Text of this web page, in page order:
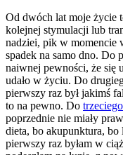
Od dwóch lat moje życie
kolejnej stymulacji lub
nadziei, pik w momencie
spadek na samo dno. Do
naiwnej pewności, że się
udało w życiu. Do
pierwszy raz był jakimś
to na pewno. Do trzeciego
poprzednie nie miały
dieta, bo akupunktura, bo
pierwszy raz byłam w